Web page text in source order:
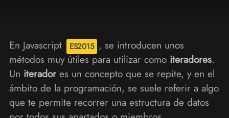
En Javascript
, se introducen unos
métodos muy útiles para utilizar como iteradores.
Un iteradores un concepto que se repite, y en el
ámbito de la programación, se suele referir a algo
que te permite recorrer una estructura de datos